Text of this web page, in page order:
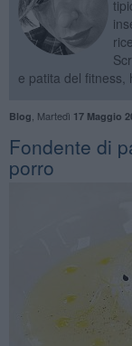
e patita del fitness,
Blog Martedì 17 Maggio
Fondente di
porro